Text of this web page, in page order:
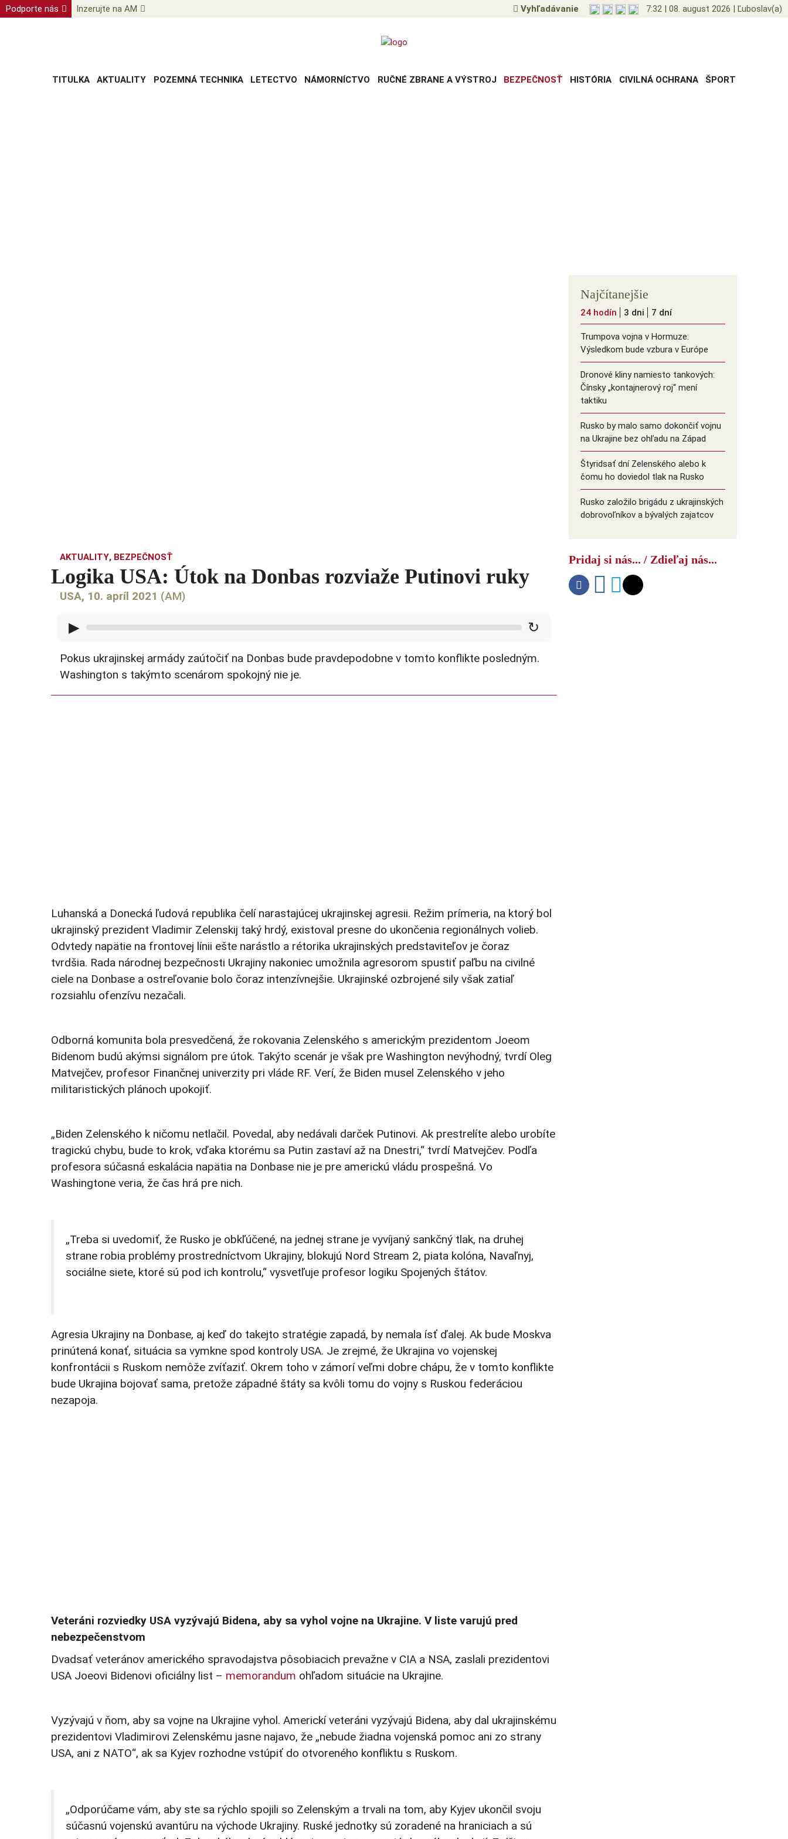
Podporte nás Inzerujte na AM Vyhľadávanie 7:32 | 08. august 2026 | Ľuboslav(a)
TITULKA AKTUALITY POZEMNÁ TECHNIKA LETECTVO NÁMORNÍCTVO RUČNÉ ZBRANE A VÝSTROJ BEZPEČNOSŤ HISTÓRIA CIVILNÁ OCHRANA ŠPORT
Najčítanejšie
24 hodín 3 dni 7 dní
Trumpova vojna v Hormuze:
Výsledkom bude vzbura v Európe
Dronové kliny namiesto tankových:
Čínsky ️„kontajnerový roj“ mení
taktiku
Rusko by malo samo dokončiť vojnu
na Ukrajine bez ohľadu na Západ
Štyridsať dní Zelenského alebo k
čomu ho doviedol tlak na Rusko
Rusko založilo brigádu z ukrajinských
dobrovoľníkov a bývalých zajatcov
AKTUALITY, BEZPEČNOSŤ
Logika USA: Útok na Donbas rozviaže Putinovi ruky
USA, 10. apríl 2021 (AM)
▶ ↻
Pokus ukrajinskej armády zaútočiť na Donbas bude pravdepodobne v tomto konflikte posledným.
Washington s takýmto scenárom spokojný nie je.
Luhanská a Donecká ľudová republika čelí narastajúcej ukrajinskej agresii. Režim prímeria, na ktorý bol
ukrajinský prezident Vladimir Zelenskij taký hrdý, existoval presne do ukončenia regionálnych volieb.
Odvtedy napätie na frontovej línii ešte narástlo a rétorika ukrajinských predstaviteľov je čoraz
tvrdšia. Rada národnej bezpečnosti Ukrajiny nakoniec umožnila agresorom spustiť paľbu na civilné
ciele na Donbase a ostreľovanie bolo čoraz intenzívnejšie. Ukrajinské ozbrojené sily však zatiaľ
rozsiahlu ofenzívu nezačali.
Odborná komunita bola presvedčená, že rokovania Zelenského s americkým prezidentom Joeom
Bidenom budú akýmsi signálom pre útok. Takýto scenár je však pre Washington nevýhodný, tvrdí Oleg
Matvejčev, profesor Finančnej univerzity pri vláde RF. Verí, že Biden musel Zelenského v jeho
militaristických plánoch upokojiť.
„Biden Zelenského k ničomu netlačil. Povedal, aby nedávali darček Putinovi. Ak prestrelíte alebo urobíte
tragickú chybu, bude to krok, vďaka ktorému sa Putin zastaví až na Dnestri,“ tvrdí Matvejčev. Podľa
profesora súčasná eskalácia napätia na Donbase nie je pre americkú vládu prospešná. Vo
Washingtone veria, že čas hrá pre nich.
„Treba si uvedomiť, že Rusko je obkľúčené, na jednej strane je vyvíjaný sankčný tlak, na druhej
strane robia problémy prostredníctvom Ukrajiny, blokujú Nord Stream 2, piata kolóna, Navaľnyj,
sociálne siete, ktoré sú pod ich kontrolu,“ vysvetľuje profesor logiku Spojených štátov.
Agresia Ukrajiny na Donbase, aj keď do takejto stratégie zapadá, by nemala ísť ďalej. Ak bude Moskva
prinútená konať, situácia sa vymkne spod kontroly USA. Je zrejmé, že Ukrajina vo vojenskej
konfrontácii s Ruskom nemôže zvíťaziť. Okrem toho v zámorí veľmi dobre chápu, že v tomto konflikte
bude Ukrajina bojovať sama, pretože západné štáty sa kvôli tomu do vojny s Ruskou federáciou
nezapoja.
Veteráni rozviedky USA vyzývajú Bidena, aby sa vyhol vojne na Ukrajine. V liste varujú pred
nebezpečenstvom
Dvadsať veteránov amerického spravodajstva pôsobiacich prevažne v CIA a NSA, zaslali prezidentovi
USA Joeovi Bidenovi oficiálny list – memorandum ohľadom situácie na Ukrajine.
Vyzývajú v ňom, aby sa vojne na Ukrajine vyhol. Americkí veteráni vyzývajú Bidena, aby dal ukrajinskému
prezidentovi Vladimirovi Zelenskému jasne najavo, že „nebude žiadna vojenská pomoc ani zo strany
USA, ani z NATO“, ak sa Kyjev rozhodne vstúpiť do otvoreného konfliktu s Ruskom.
„Odporúčame vám, aby ste sa rýchlo spojili so Zelenským a trvali na tom, aby Kyjev ukončil svoju
súčasnú vojenskú avantúru na východe Ukrajiny. Ruské jednotky sú zoradené na hraniciach a sú
Pridaj si nás... / Zdieľaj nás...